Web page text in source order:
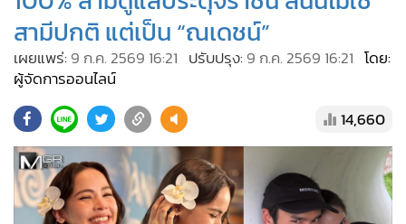
• ละคร
• CbizReview
• Cyber BIZ
• Good health & Well-being
• Green Innovation & SD
• Management & HR
• MGR Live
สามีปกติ แต่เป็น “ณเดชน์”
เผยแพร่: 9 ก.ค. 2569 16:21 ปรับปรุง: 9 ก.ค. 2569 16:21 โดย:
ผู้จัดการออนไลน์
14,660